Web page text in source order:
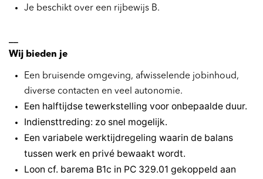
Je beschikt over een rijbewijs B.
Wij bieden je
Een bruisende omgeving, afwisselende jobinhoud,
diverse contacten en veel autonomie.
Een halftijdse tewerkstelling voor onbepaalde duur.
Indiensttreding: zo snel mogelijk.
Een variabele werktijdregeling waarin de balans
tussen werk en privé bewaakt wordt.
Loon cf. barema B1c in PC 329.01 gekoppeld aan